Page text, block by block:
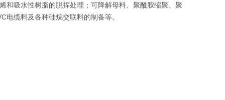
和吸水性树脂的脱挥处理；可降解母料、聚酰胺缩聚、聚
电缆料及各种硅烷交联料的制备等。